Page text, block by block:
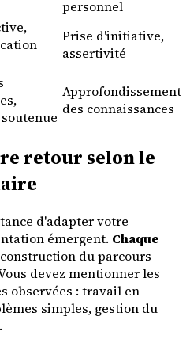
personnel
Prise d'initiative,
assertivité
Approfondissement
des connaissances
retour selon le
d'adapter votre
émergent. Chaque
du parcours
devez mentionner les
observées : travail en
simples, gestion du